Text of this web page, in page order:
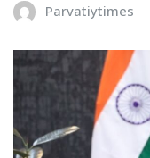
Parvatiytimes